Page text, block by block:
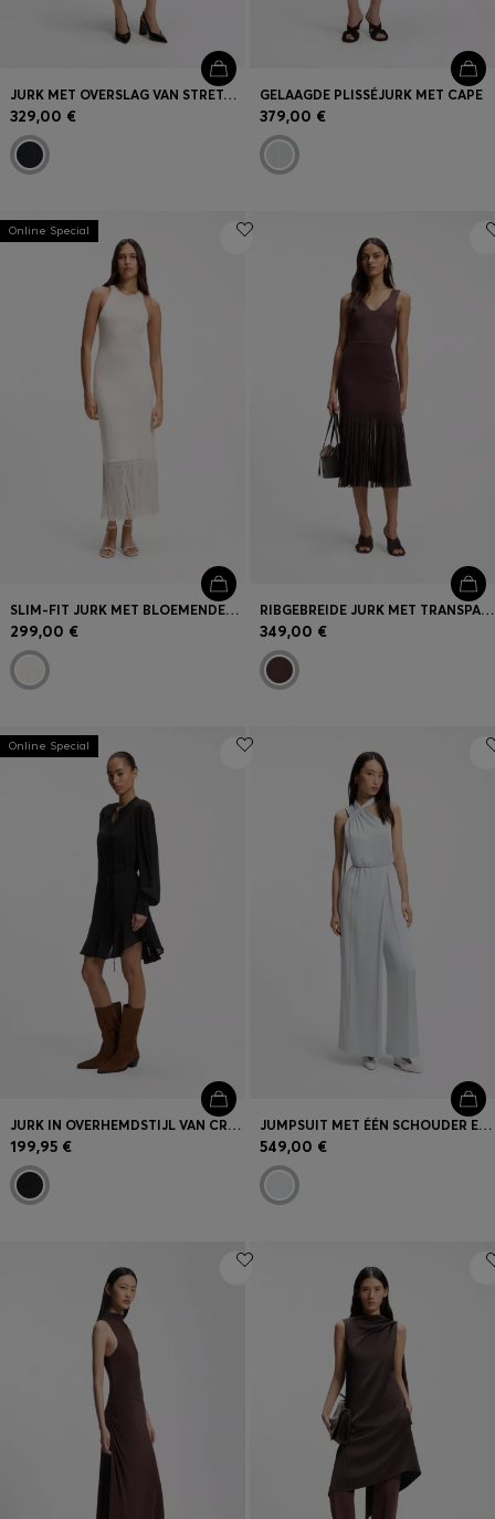
JURK MET OVERSLAG VAN STRETCHMATERIAAL
329,00 €
GELAAGDE PLISSÉJURK MET CAPE
379,00 €
Online Special
SLIM-FIT JURK MET BLOEMENDESSIN EN FRANJES AAN DE ZOOM
299,00 €
RIBGEBREIDE JURK MET TRANSPARANTE PLOOIEN
349,00 €
Online Special
JURK IN OVERHEMDSTIJL VAN CRÊPE DE CHINE
199,95 €
JUMPSUIT MET ÉÉN SCHOUDER EN WIKKELEFFECT VOOR
549,00 €